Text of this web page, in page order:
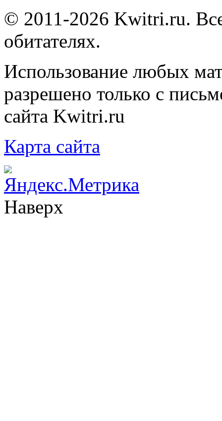
© 2011-2026 Kwitri.ru.
обитателях.
Использование любых
разрешено только с
сайта Kwitri.ru
Карта сайта
Наверх